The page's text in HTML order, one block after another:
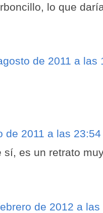
lo que
de 2011 a las
de 2011 a las 23:54
sí, es un retrato
de 2012 a las